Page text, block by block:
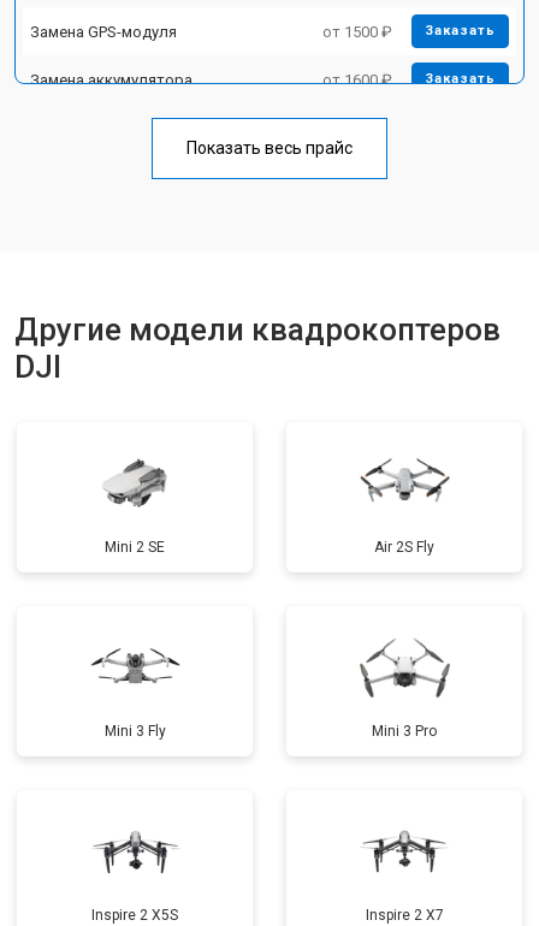
Замена GPS-модуля от 1500 ₽ Заказать
Замена аккумулятора от 1600 ₽ Заказать
Замена материнской платы от 2800 ₽
Показать весь прайс
Другие модели квадрокоптеров
DJI
Mini 2 SE Air 2S Fly
Mini 3 Fly Mini 3 Pro
Inspire 2 X5S Inspire 2 X7